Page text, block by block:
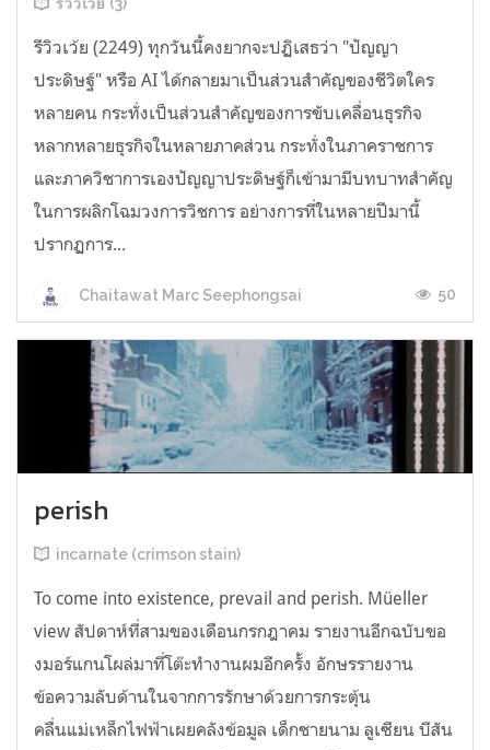
รีวิวเว้ย (2249) ทุกวันนี้คงยากจะปฏิเสธว่า "ปัญญา
ประดิษฐ์" หรือ AI ได้กลายมาเป็นส่วนสำคัญของชีวิตใคร
หลายคน กระทั่งเป็นส่วนสำคัญของการขับเคลื่อนธุรกิจ
หลากหลายธุรกิจในหลายภาคส่วน กระทั่งในภาคราชการ
และภาควิชาการเองปัญญาประดิษฐ์ก็เข้ามามีบทบาทสำคัญ
ในการผลิกโฉมวงการวิชการ อย่างการที่ในหลายปีมานี้
ปรากฏการ...
Chaitawat Marc Seephongsai 50
perish
incarnate (crimson stain)
To come into existence, prevail and perish. Müeller
view สัปดาห์ที่สามของเดือนกรกฎาคม รายงานอีกฉบับขอ
งมอร์แกนโผล่มาที่โต๊ะทำงานผมอีกครั้ง อักษรรายงาน
ข้อความลับด้านในจากการรักษาด้วยการกระตุ้น
คลื่นแม่เหล็กไฟฟ้าเผยคลังข้อมูล เด็กชายนาม ลูเซียน บีสัน